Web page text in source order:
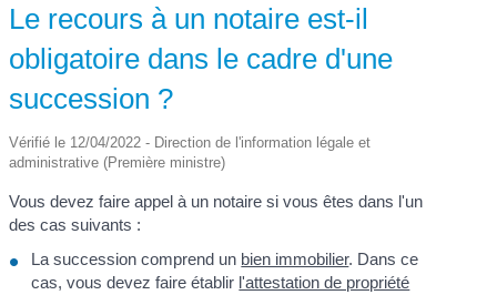
Le recours à un notaire est-il
obligatoire dans le cadre d'une
succession ?
Vérifié le 12/04/2022 - Direction de l'information légale et
administrative (Première ministre)
Vous devez faire appel à un notaire si vous êtes dans l'un
des cas suivants :
La succession comprend un bien immobilier. Dans ce
cas, vous devez faire établir l'attestation de propriété